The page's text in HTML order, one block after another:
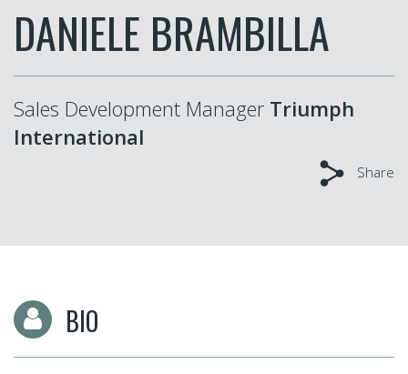
DANIELE BRAMBILLA
Sales Development Manager Triumph
International
Share
BIO